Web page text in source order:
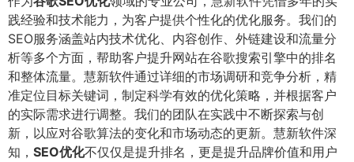
践经验和技术能力，为客户提供个性化的优化服务。我们的
SEO服务涵盖站内技术优化、内容创作、外链建设和流量分
析等多个方面，帮助客户提升网站在谷歌搜索引擎中的排名
和整体流量。慧新软件通过详细的市场调研和竞争分析，精
准定位目标关键词，制定科学有效的优化策略，并根据客户
的实际需求进行调整。我们的团队在实践中不断探索与创
新，以应对谷歌算法的变化和市场动态的更新。慧新软件深
知， SEO优化不仅仅是提升排名，更是提升品牌价值和用户